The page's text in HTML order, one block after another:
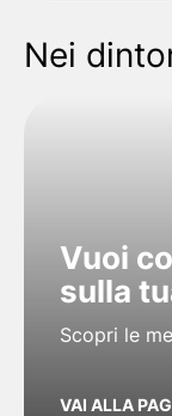
Nei
Vuoi
sulla
Scopri le
VAI ALLA